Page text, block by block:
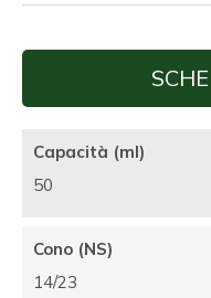
Capacità (ml)
50
Cono (NS)
14/23